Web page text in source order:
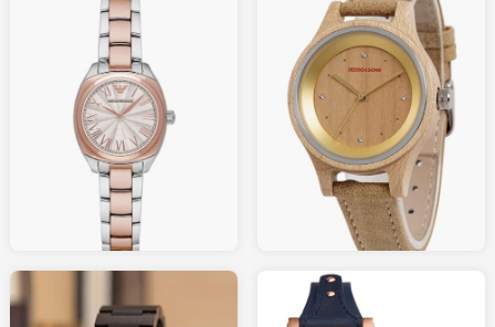
159.00
AMAZON.fr
129.00
AMAZON.fr